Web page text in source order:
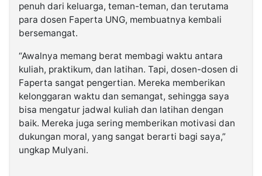
penuh dari keluarga, teman-teman, dan terutama
para dosen Faperta UNG, membuatnya kembali
bersemangat.
“Awalnya memang berat membagi waktu antara
kuliah, praktikum, dan latihan. Tapi, dosen-dosen di
Faperta sangat pengertian. Mereka memberikan
kelonggaran waktu dan semangat, sehingga saya
bisa mengatur jadwal kuliah dan latihan dengan
baik. Mereka juga sering memberikan motivasi dan
dukungan moral, yang sangat berarti bagi saya,”
ungkap Mulyani.